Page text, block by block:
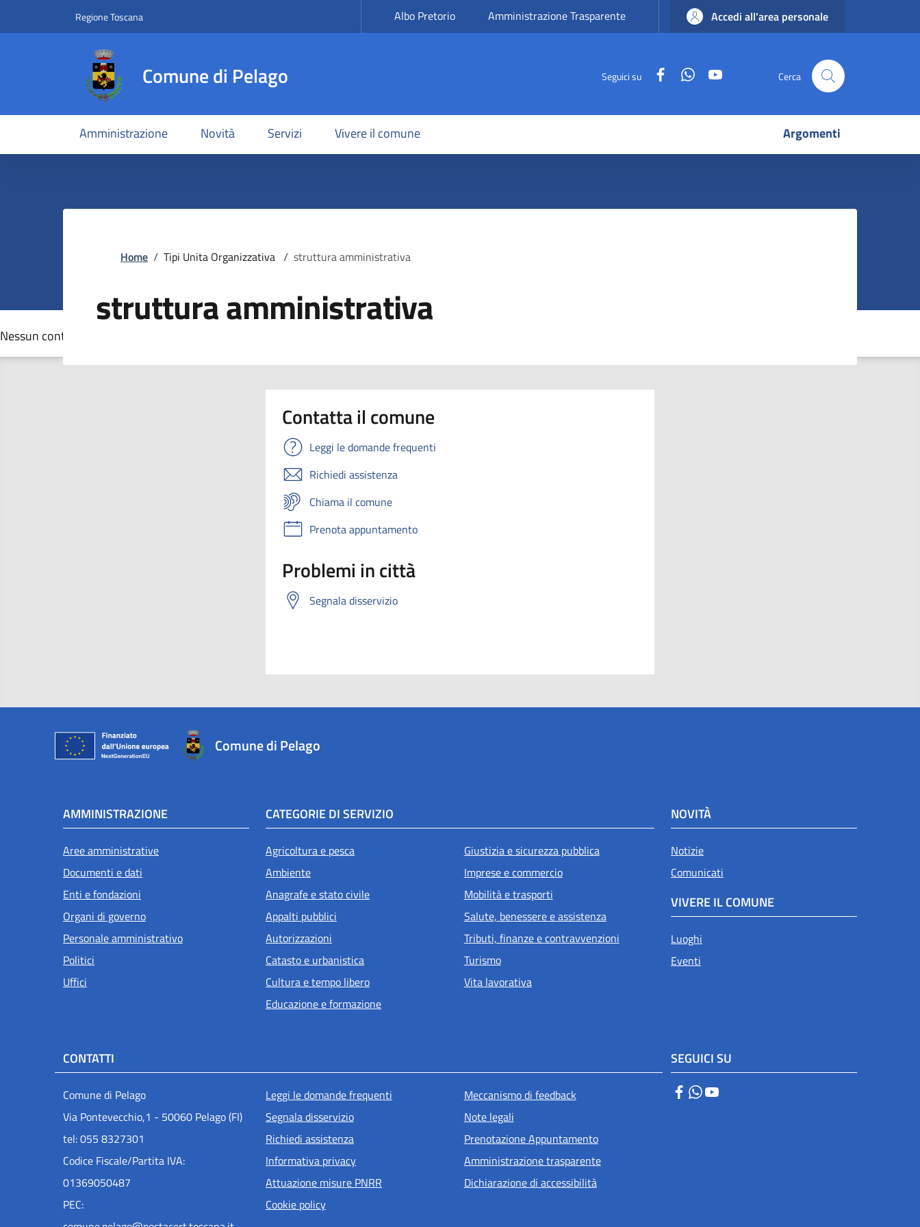
Regione ToscanaSlim top Albo Pretorio Amministrazione Trasparente Accedi all'area personale
Comune di Pelago Seguici su FacebookWhatsApp Cerca
Amministrazione Novità Servizi Vivere il comune Argomenti
Briciole di pane
Home / Tipi Unita Organizzativa / struttura amministrativa
struttura amministrativa
Nessun contenuto per questo termine
Contatta il comune
Leggi le domande frequenti
Richiedi assistenza
Chiama il comune
Prenota appuntamento
Problemi in città
Segnala disservizio
Comune di Pelago
AMMINISTRAZIONE
Aree amministrative
Documenti e dati
Enti e fondazioni
Organi di governo
Personale amministrativo
Politici
Uffici
CATEGORIE DI SERVIZIO
Agricoltura e pesca
Ambiente
Anagrafe e stato civile
Appalti pubblici
Autorizzazioni
Catasto e urbanistica
Cultura e tempo libero
Educazione e formazione
Giustizia e sicurezza pubblica
Imprese e commercio
Mobilità e trasporti
Salute, benessere e assistenza
Tributi, finanze e contravvenzioni
Turismo
Vita lavorativa
NOVITÀ
Notizie
Comunicati
VIVERE IL COMUNE
Luoghi
Eventi
CONTATTI
Comune di Pelago
Via Pontevecchio,1 - 50060 Pelago (FI)
tel: 055 8327301
Codice Fiscale/Partita IVA:
01369050487
PEC:
Menu piè di pagina
Leggi le domande frequenti
Segnala disservizio
Richiedi assistenza
Informativa privacy
Attuazione misure PNRR
Cookie policy
Meccanismo di feedback
Note legali
Prenotazione Appuntamento
Amministrazione trasparente
Dichiarazione di accessibilità
SEGUICI SU
Facebook
WhatsApp